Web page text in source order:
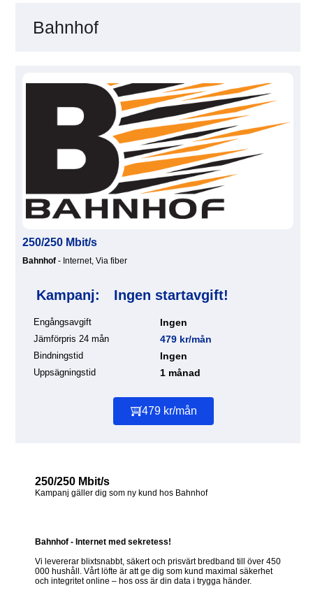
Bahnhof
250/250 Mbit/s
Bahnhof - Internet, Via fiber
Kampanj: Ingen startavgift!
Engångsavgift Ingen
Jämförpris 24 mån 479 kr/mån
Bindningstid Ingen
Uppsägningstid 1 månad
479 kr/mån
250/250 Mbit/s
Kampanj gäller dig som ny kund hos Bahnhof
Bahnhof - Internet med sekretess!
Vi levererar blixtsnabbt, säkert och prisvärt bredband till över 450
000 hushåll. Vårt löfte är att ge dig som kund maximal säkerhet
och integritet online – hos oss är din data i trygga händer.